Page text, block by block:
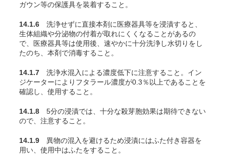
ガウン等の保護具を装着すること。
14.1.6 洗浄せずに直接本剤に医療器具等を浸漬すると、
生体組織や分泌物の付着が取れにくくなることがあるの
で、医療器具等は使用後、速やかに十分洗浄し水切りをし
たのち、本剤で消毒すること。
14.1.7 洗浄水混入による濃度低下に注意すること。イン
ジケーターによりフタラール濃度が0.3％以上であることを
確認し、使用すること。
14.1.8 5分の浸漬では、十分な殺芽胞効果は期待できない
ので、注意すること。
14.1.9 異物の混入を避けるため浸漬にはふた付き容器を
用い、使用中はふたをすること。